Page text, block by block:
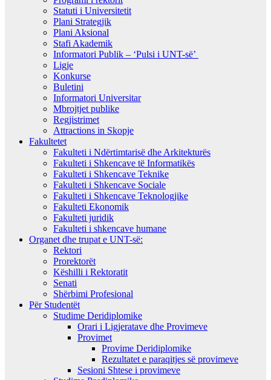
Statuti i Universitetit
Plani Strategjik
Plani Aksional
Stafi Akademik
Informatori Publik – ‘Pulsi i UNT-së’
Ligje
Konkurse
Buletini
Informatori Universitar
Mbrojtjet publike
Regjistrimet
Attractions in Skopje
Fakultetet
Fakulteti i Ndërtimtarisë dhe Arkitekturës
Fakulteti i Shkencave të Informatikës
Fakulteti i Shkencave Teknike
Fakulteti i Shkencave Sociale
Fakulteti i Shkencave Teknologjike
Fakulteti Ekonomik
Fakulteti juridik
Fakulteti i shkencave humane
Organet dhe trupat e UNT-së:
Rektori
Prorektorët
Këshilli i Rektoratit
Senati
Shërbimi Profesional
Për Studentët
Studime Deridiplomike
Orari i Ligjeratave dhe Provimeve
Provimet
Provime Deridiplomike
Rezultatet e paraqitjes së provimeve
Sesioni Shtese i provimeve